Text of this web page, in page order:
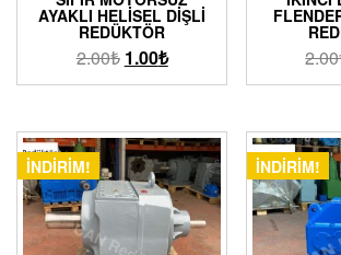
AYAKLI HELISEL DIŞLI
REDÜKTÖR
2.00₺ 1.00₺ 2.00
İNDIRIM! İNDIRIM!